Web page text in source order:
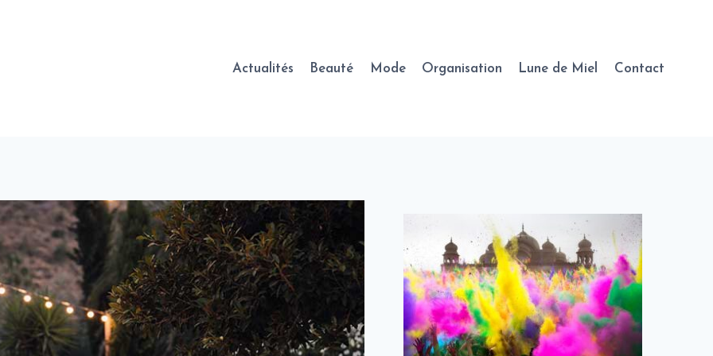
Actualités Beauté Mode Organisation Lune de Miel Contact